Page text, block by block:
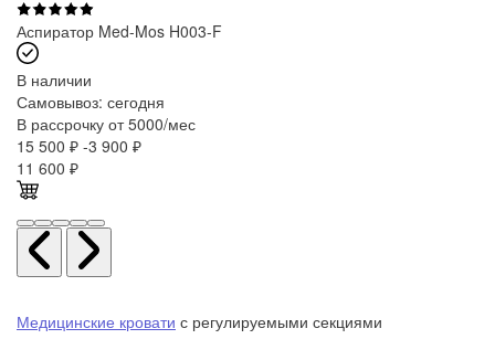
Аспиратор Med-Mos H003-F
В наличии
Самовывоз: сегодня
В рассрочку от 5000/мес
15 500 ₽ -3 900 ₽
11 600 ₽
Медицинские кровати с регулируемыми секциями